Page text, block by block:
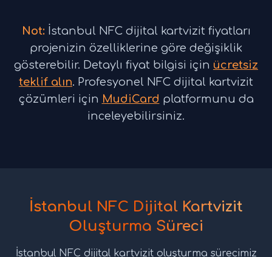
Not:İstanbul NFC dijital kartvizit fiyatları
projenizin özelliklerine göre değişiklik
gösterebilir. Detaylı fiyat bilgisi için ücretsiz
teklif alın. Profesyonel NFC dijital kartvizit
çözümleri için MudiCard platformunu da
inceleyebilirsiniz.
İstanbul NFC Dijital Kartvizit
Oluşturma Süreci
İstanbul NFC dijital kartvizit oluşturma sürecimiz